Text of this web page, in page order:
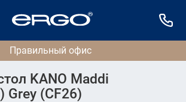
KANO Maddi
Grey (CF26)